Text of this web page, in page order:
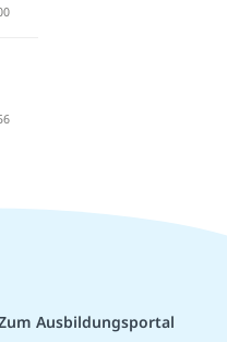
Ausbildungsportal